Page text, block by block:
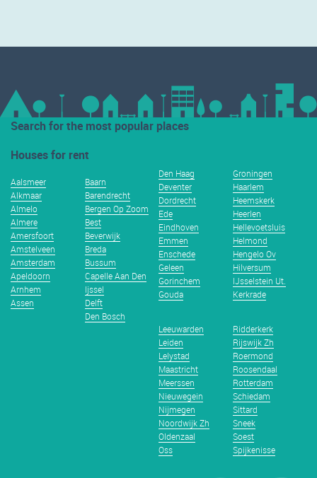
Search for the most popular places
Houses for rent
Aalsmeer
Alkmaar
Almelo
Almere
Amersfoort
Amstelveen
Amsterdam
Apeldoorn
Arnhem
Assen
Baarn
Barendrecht
Bergen Op Zoom
Best
Beverwijk
Breda
Bussum
Capelle Aan Den
Ijssel
Delft
Den Bosch
Den Haag
Deventer
Dordrecht
Ede
Eindhoven
Emmen
Enschede
Geleen
Gorinchem
Gouda
Groningen
Haarlem
Heemskerk
Heerlen
Hellevoetsluis
Helmond
Hengelo Ov
Hilversum
IJsselstein Ut.
Kerkrade
Leeuwarden
Leiden
Lelystad
Maastricht
Meerssen
Nieuwegein
Nijmegen
Noordwijk Zh
Oldenzaal
Oss
Ridderkerk
Rijswijk Zh
Roermond
Roosendaal
Rotterdam
Schiedam
Sittard
Sneek
Soest
Spijkenisse